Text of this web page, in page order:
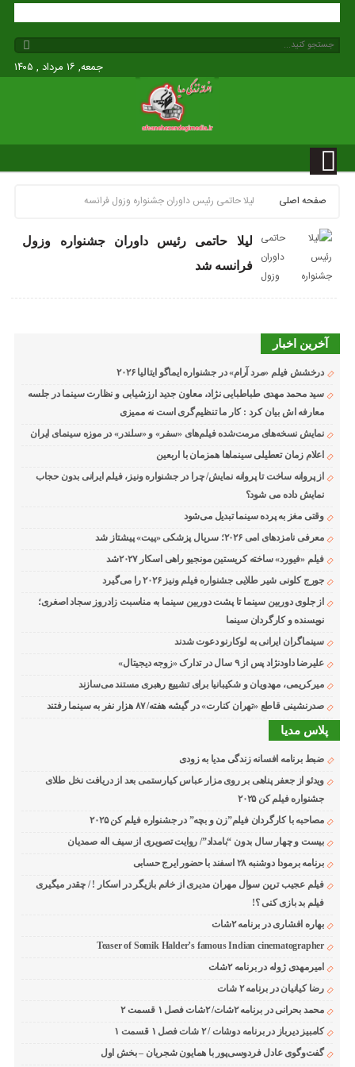
جمعه, ۱۶ مرداد , ۱۴۰۵
صفحه اصلی لیلا حاتمی رئیس داوران جشنواره وزول فرانسه
لیلا حاتمی رئیس داوران جشنواره وزول
فرانسه شد
آخرین اخبار
درخشش فیلم «مرد آرام» در جشنواره ایماگو ایتالیا ۲۰۲۶
سید محمد مهدی طباطبایی نژاد، معاون جدید ارزشیابی و نظارت سینما در جلسه
معارفه اش بیان کرد : کار ما تنظیم‌گری است نه ممیزی
نمایش نسخه‌های مرمت‌شده فیلم‌های «سفر» و «سلندر» در موزه سینمای ایران
اعلام زمان تعطیلی سینماها همزمان با اربعین
از پروانه ساخت تا پروانه نمایش/ چرا در جشنواره ونیز، فیلم ایرانی بدون حجاب
نمایش داده می شود؟
وقتی مغز به پرده سینما تبدیل می‌شود
معرفی نامزدهای امی ۲۰۲۶؛ سریال پزشکی «پیت» پیشتاز شد
فیلم «فیورد» ساخته کریستین مونجیو راهی اسکار ۲۰۲۷شد
جورج کلونی شیر طلایی جشنواره فیلم ونیز ۲۰۲۶ را می‌گیرد
از جلوی دوربین سینما تا پشت دوربین سینما به مناسبت زادروز سجاد اصغری؛
نویسنده و کارگردان سینما
سینماگران ایرانی به لوکارنو دعوت شدند
علیرضا داودنژاد پس از ۹ سال در تدارک «زوجه دیجیتال»
میرکریمی، مهدویان و شکیبانیا برای تشییع رهبری مستند می‌سازند
صدرنشینی قاطع «تهران کنارت» در گیشه هفته/ ۸۷ هزار نفر به سینما رفتند
پلاس مدیا
ضبط برنامه افسانه زندگی مدیا به زودی
ویدئو از جعفر پناهی بر روی مزار عباس کیارستمی بعد از دریافت نخل طلای
جشنواره فیلم کن ۲۰۲۵
مصاحبه با کارگردان فیلم”زن و بچه” در جشنواره فیلم کن ۲۰۲۵
بیست و چهار سال بدون “بامداد”/ روایت تصویری از سیف اله صمدیان
برنامه برمودا دوشنبه ۲۸ اسفند با حضور ایرج حسابی
فیلم عجیب ترین سوال مهران مدیری از خانم بازیگر در اسکار ! / چقدر میگیری
فیلم بد بازی کنی ؟!
بهاره افشاری در برنامه ۲شات
Teaser of Somik Halder’s famous Indian cinematographer
امیرمهدی ژوله در برنامه ۲شات
رضا کیانیان در برنامه ۲ شات
محمد بحرانی در برنامه ۲شات/ ۲شات فصل ۱ قسمت ۲
کامبیز دیرباز در برنامه دوشات / ۲ شات فصل ۱ قسمت ۱
گفت‌وگوی عادل فردوسی‌پور با همایون شجریان – بخش اول